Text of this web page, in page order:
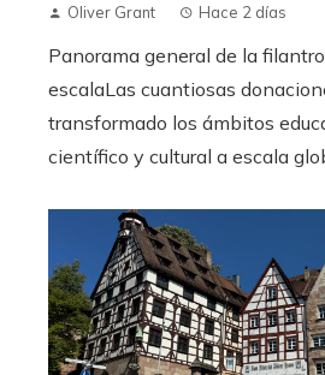
Oliver Grant Hace 2 días
Panorama general de la
escalaLas cuantiosas
transformado los ámbitos
científico y cultural a escala